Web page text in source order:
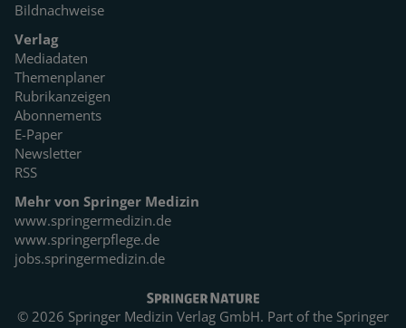
Bildnachweise
Verlag
Mediadaten
Themenplaner
Rubrikanzeigen
Abonnements
E-Paper
Newsletter
RSS
Mehr von Springer Medizin
www.springermedizin.de
www.springerpflege.de
jobs.springermedizin.de
© 2026 Springer Medizin Verlag GmbH. Part of the Springer